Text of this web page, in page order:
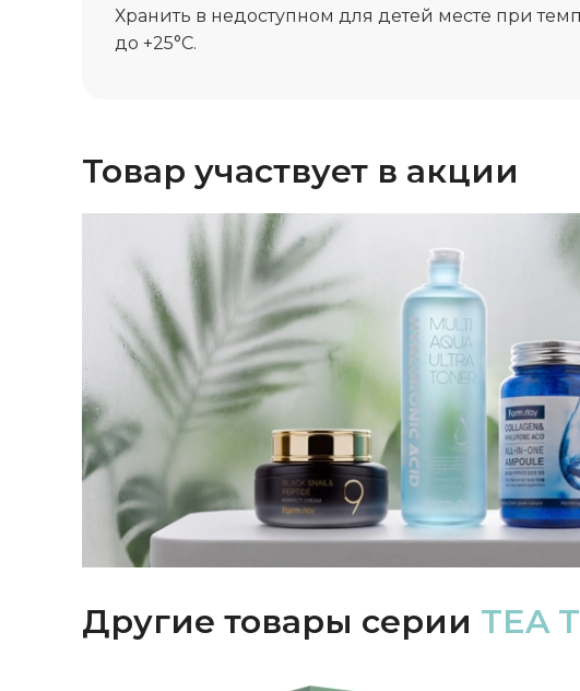
Хранить в недоступном для детей месте при
до +25°C.
Товар участвует в акции
Другие товары серии TEA